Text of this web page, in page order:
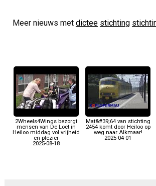
Meer nieuws met dictee stichting
2Wheels4Wings bezorgt
mensen van De Loet in
Heiloo middag vol vrijheid
en plezier
2025-08-18
Mat&#39;64 van stichting
2454 komt door Heiloo op
weg naar Alkmaar!
2025-04-01